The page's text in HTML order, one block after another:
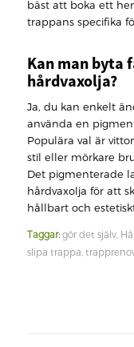
bäst att boka ett
trappans specifika
Kan man byta
hårdvaxolja?
Ja, du kan enkelt
använda en
Populära val är
stil eller mörkare
Det pigmenterade
hårdvaxolja för att
hållbart och
Taggar: gör det själv,
slipa trappa,